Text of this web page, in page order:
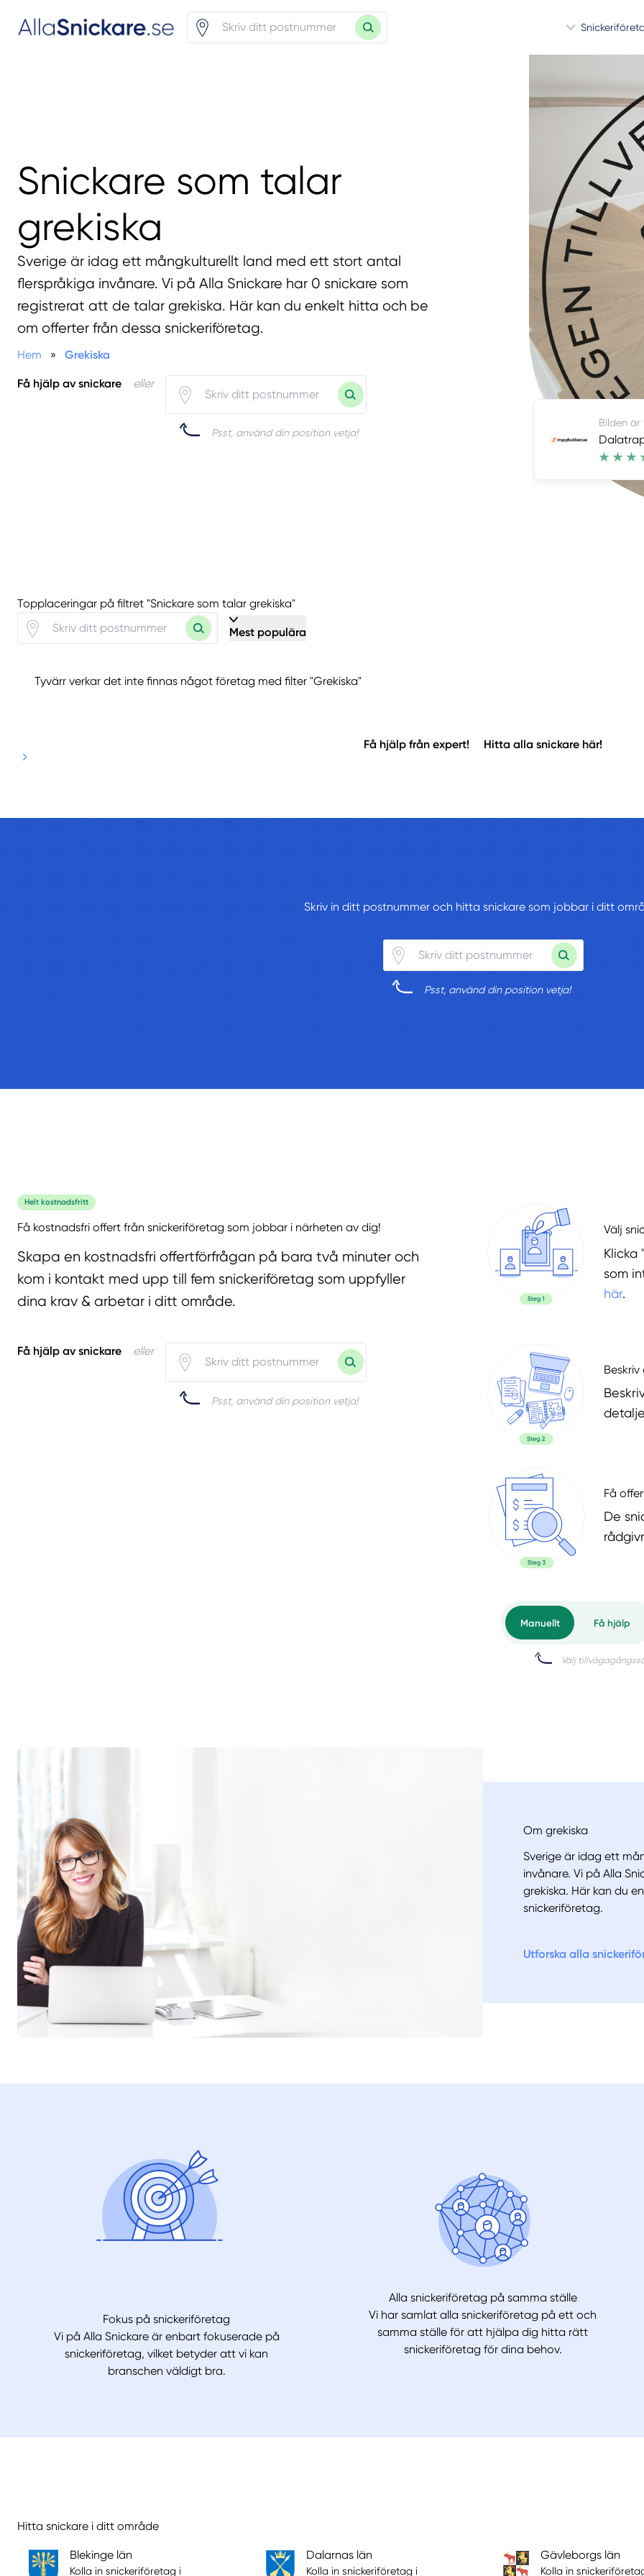
Snickare som talar
grekiska
Sverige är idag ett mångkulturellt land med ett stort antal
flerspråkiga invånare. Vi på Alla Snickare har 0 snickare som
registrerat att de talar grekiska. Här kan du enkelt hitta och be
om offerter från dessa snickeriföretag.
Hem » Grekiska
Få hjälp av snickare eller
Psst, använd din position vetja!
Bilden är
Topplaceringar på filtret "Snickare som talar grekiska"
Mest populära
Tyvärr verkar det inte finnas något företag med filter "Grekiska"
Få hjälp från expert! Hitta alla snickare här!
Skriv in ditt postnummer och hitta snickare som jobbar i ditt
Psst, använd din position vetja!
Helt kostnadsfritt
Få kostnadsfri offert från snickeriföretag som jobbar i närheten av dig!
Skapa en kostnadsfri offertförfrågan på bara två minuter och
kom i kontakt med upp till fem snickeriföretag som uppfyller
dina krav & arbetar i ditt område.
Få hjälp av snickare eller
Psst, använd din position vetja!
Välj
Klicka
som
här.
Få
De
Om grekiska
Sverige är idag ett
invånare. Vi på Alla
grekiska. Här kan du
snickeriföretag.
Utforska alla
Fokus på snickeriföretag
Vi på Alla Snickare är enbart fokuserade på
snickeriföretag, vilket betyder att vi kan
branschen väldigt bra.
Alla snickeriföretag på samma ställe
Vi har samlat alla snickeriföretag på ett och
samma ställe för att hjälpa dig hitta rätt
snickeriföretag för dina behov.
Hitta snickare i ditt område
Blekinge län
Kolla in snickeriföretag i
Dalarnas län
Kolla in snickeriföretag i
Gävleborgs län
Kolla in